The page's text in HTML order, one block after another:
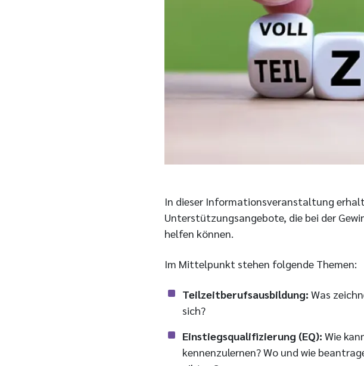
In dieser Informationsveranstaltung
Unterstützungsangebote, die bei der
helfen können.
Im Mittelpunkt stehen folgende Themen:
Teilzeitberufsausbildung: Was
sich?
Einstiegsqualifizierung (EQ): Wie
kennenzulernen? Wo und wie